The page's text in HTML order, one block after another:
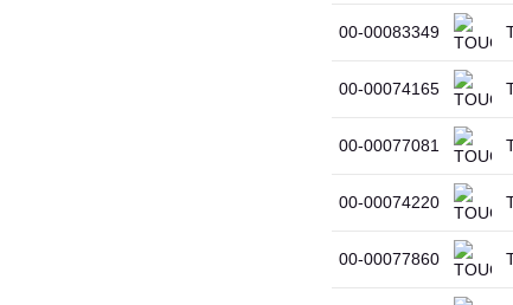
00-00083349
00-00074165
00-00077081
00-00074220
00-00077860